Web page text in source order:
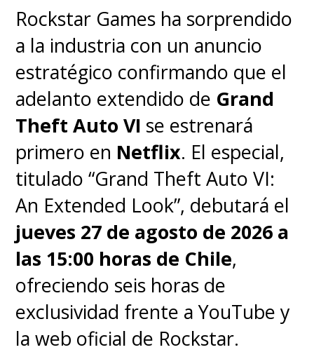
La exitosa serie creada por los
hermanosRossy Matt
Dufferelevó laescala de la
producción para su ciclo final,
incluyendo la incorporación al
elenco deLinda Hamilton(sí, la
mismísimaSarah Connor).Finn
Wolfhard (Mike)es el más
emocionado porvolver a
grabar escenas "con los
cuatro originales", con la
última temporada reuniendo
a su personaje con Will (Noah
Rockstar Games ha sorprendido
a la industria con un anuncio
estratégico confirmando que el
adelanto extendido de Grand
Theft Auto VI se estrenará
primero en Netflix. El especial,
titulado “Grand Theft Auto VI:
An Extended Look”, debutará el
jueves 27 de agosto de 2026 a
las 15:00 horas de Chile,
ofreciendo seis horas de
exclusividad frente a YouTube y
la web oficial de Rockstar.